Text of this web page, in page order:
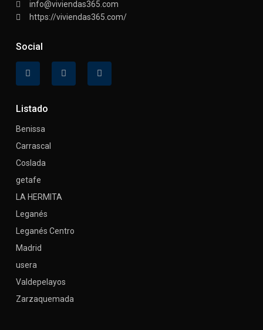
info@viviendas365.com
https://viviendas365.com/
Social
Listado
Benissa
Carrascal
Coslada
getafe
LA HERMITA
Leganés
Leganés Centro
Madrid
usera
Valdepelayos
Zarzaquemada